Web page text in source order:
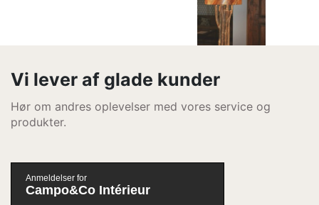
Vi lever af glade kunder
Hør om andres oplevelser med vores service og
produkter.